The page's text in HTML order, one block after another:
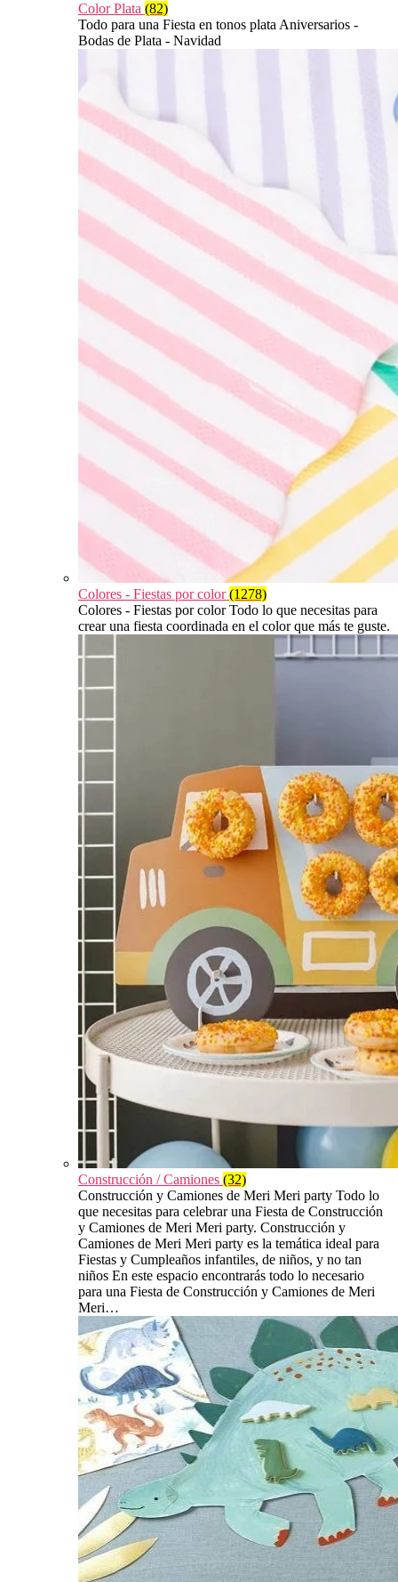
Color Plata (82)
Todo para una Fiesta en tonos plata Aniversarios -
Bodas de Plata - Navidad
Colores - Fiestas por color(1278)
Colores - Fiestas por color Todo lo que necesitas para
crear una fiesta coordinada en el color que más te guste.
Construcción / Camiones (32)
Construcción y Camiones de Meri Meri party Todo lo
que necesitas para celebrar una Fiesta de Construcción
y Camiones de Meri Meri party. Construcción y
Camiones de Meri Meri party es la temática ideal para
Fiestas y Cumpleaños infantiles, de niños, y no tan
niños En este espacio encontrarás todo lo necesario
para una Fiesta de Construcción y Camiones de Meri
Meri…